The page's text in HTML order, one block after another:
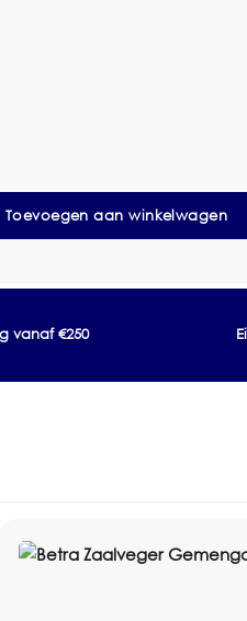
contact op met Omnimar
Gemengd Haar
Toevoegen aan winkelwagen
vanaf €250